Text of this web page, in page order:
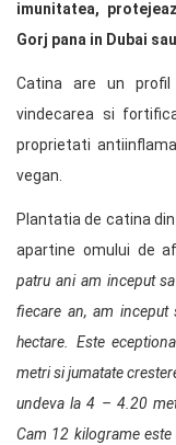
imunitatea,
Gorj pana in Dubai
Catina are un
vindecarea si
proprietati
vegan.
Plantatia de catina
apartine omului de
patru ani am inceput
fiecare an, am
hectare. Este
metri si jumatate
undeva la 4 – 4.20
Cam 12 kilograme